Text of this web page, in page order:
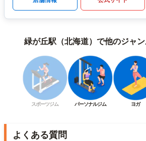
緑が丘駅（北海道）で他のジャ
スポーツジム パーソナルジム ヨガ
よくある質問